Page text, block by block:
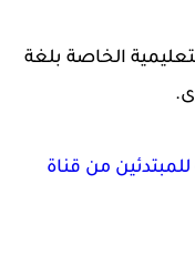
الخاصة بلغة
من قناة